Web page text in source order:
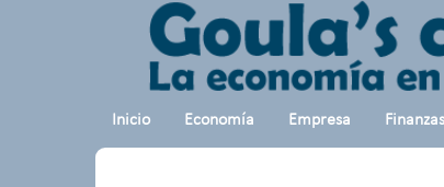
Inicio Economía Empresa Finanzas